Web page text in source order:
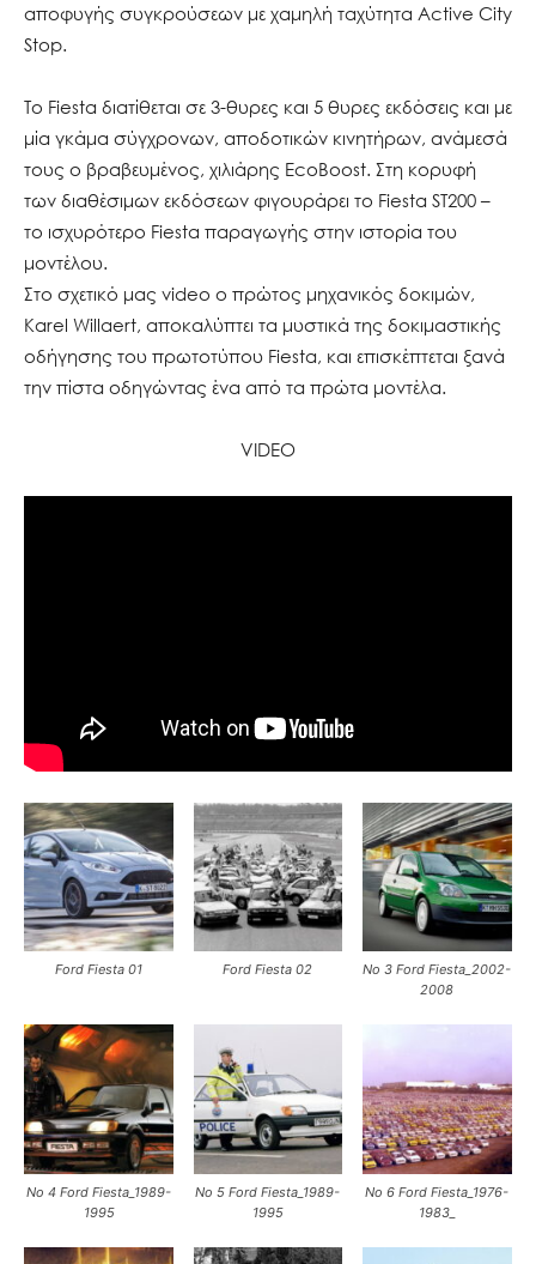
αποφυγής συγκρούσεων με χαμηλή ταχύτητα Active City
Stop.
Το Fiesta διατίθεται σε 3-θυρες και 5 θυρες εκδόσεις και με
μία γκάμα σύγχρονων, αποδοτικών κινητήρων, ανάμεσά
τους ο βραβευμένος, χιλιάρης EcoBoost. Στη κορυφή
των διαθέσιμων εκδόσεων φιγουράρει το Fiesta ST200 –
το ισχυρότερο Fiesta παραγωγής στην ιστορία του
μοντέλου.
Στο σχετικό μας video ο πρώτος μηχανικός δοκιμών,
Karel Willaert, αποκαλύπτει τα μυστικά της δοκιμαστικής
οδήγησης του πρωτοτύπου Fiesta, και επισκέπτεται ξανά
την πίστα οδηγώντας ένα από τα πρώτα μοντέλα.
VIDEO
Ford Fiesta 01 Ford Fiesta 02
Νο 3 Ford Fiesta_2002-
2008
Νο 4 Ford Fiesta_1989-
1995
Νο 5 Ford Fiesta_1989-
1995
Νο 6 Ford Fiesta_1976-
1983_